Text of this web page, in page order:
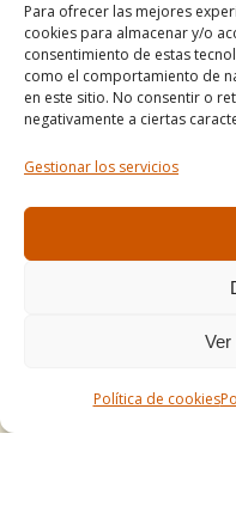
Para ofrecer las mejores
cookies para almacenar y/o
consentimiento de estas
como el comportamiento de
en este sitio. No consentir o
negativamente a ciertas
Gestionar los servicios
Ver
Política de cookies
Informe